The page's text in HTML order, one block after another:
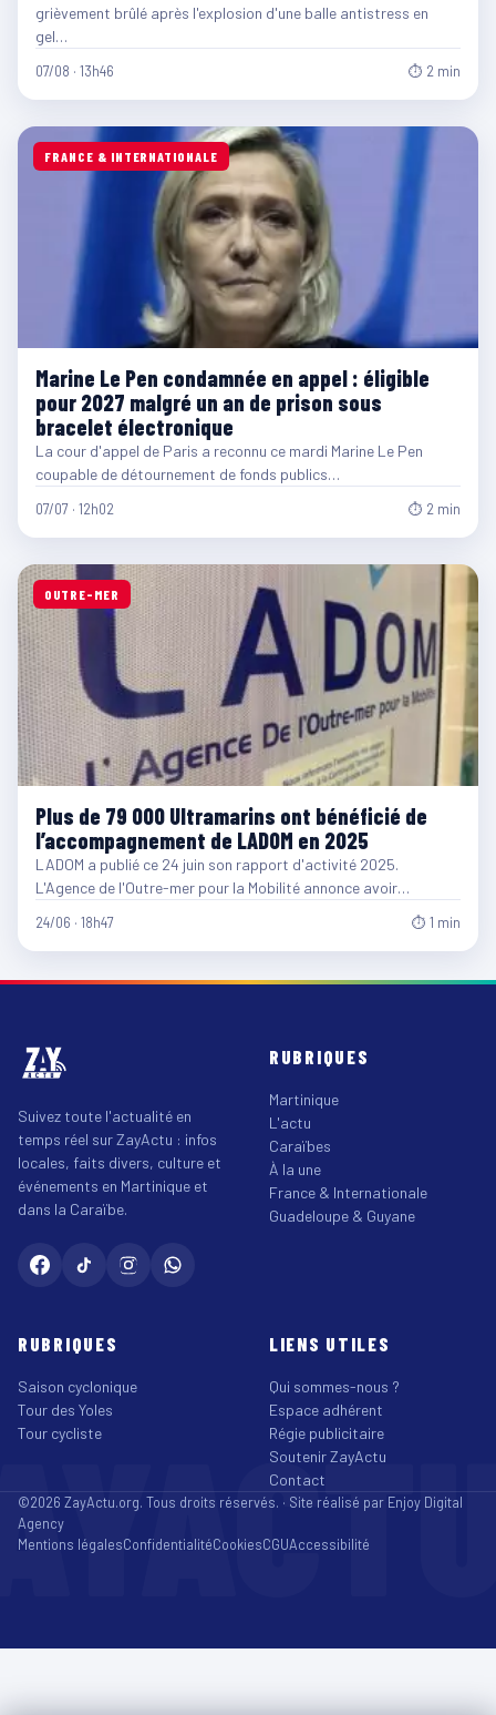
grièvement brûlé après l'explosion d'une balle antistress en
gel…
07/08 · 13h46 ⏱ 2 min
FRANCE & INTERNATIONALE
Marine Le Pen condamnée en appel : éligible
pour 2027 malgré un an de prison sous
bracelet électronique
La cour d'appel de Paris a reconnu ce mardi Marine Le Pen
coupable de détournement de fonds publics…
07/07 · 12h02 ⏱ 2 min
OUTRE-MER
Plus de 79 000 Ultramarins ont bénéficié de
l’accompagnement de LADOM en 2025
LADOM a publié ce 24 juin son rapport d'activité 2025.
L'Agence de l'Outre-mer pour la Mobilité annonce avoir…
24/06 · 18h47 ⏱ 1 min
Suivez toute l'actualité en
temps réel sur ZayActu : infos
locales, faits divers, culture et
événements en Martinique et
dans la Caraïbe.
RUBRIQUES
Martinique
L'actu
Caraïbes
À la une
France & Internationale
Guadeloupe & Guyane
RUBRIQUES
Saison cyclonique
Tour des Yoles
Tour cycliste
LIENS UTILES
Qui sommes-nous ?
Espace adhérent
Régie publicitaire
Soutenir ZayActu
Contact
©2026 ZayActu.org. Tous droits réservés. · Site réalisé par Enjoy Digital
Agency
Mentions légalesConfidentialitéCookiesCGUAccessibilité